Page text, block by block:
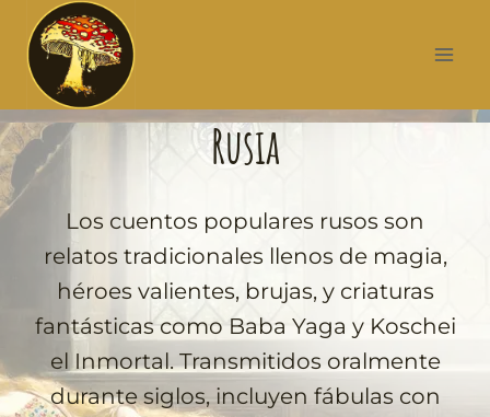
Rusia
Los cuentos populares rusos son
relatos tradicionales llenos de magia,
héroes valientes, brujas, y criaturas
fantásticas como Baba Yaga y Koschei
el Inmortal. Transmitidos oralmente
durante siglos, incluyen fábulas con